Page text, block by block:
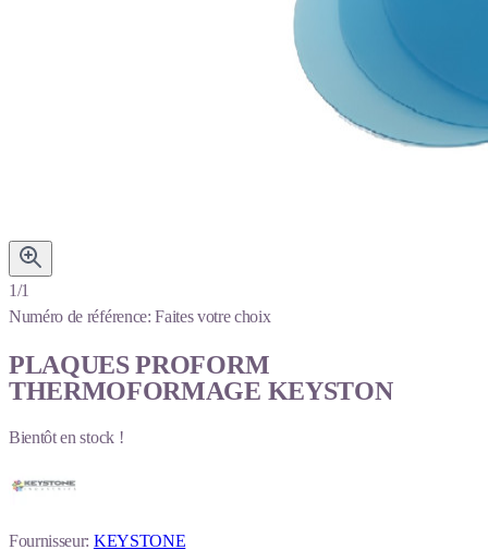
1/1
Numéro de référence: Faites votre choix
PLAQUES PROFORM
THERMOFORMAGE KEYSTON
Bientôt en stock !
Fournisseur: KEYSTONE